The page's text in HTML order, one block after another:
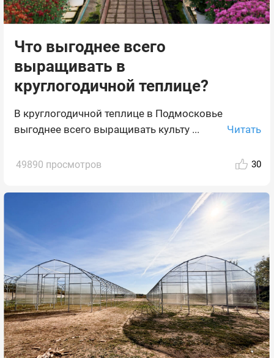
Что выгоднее всего
выращивать в
круглогодичной теплице?
В круглогодичной теплице в Подмосковье
выгоднее всего выращивать культу ...
Читать
49890 просмотров 30